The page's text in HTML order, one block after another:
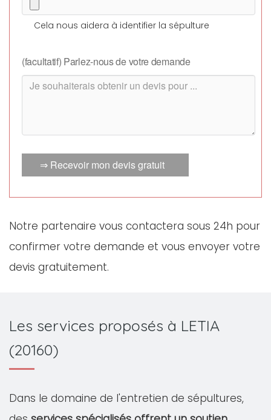
Cela nous aidera à identifier la sépulture
(facultatif) Parlez-nous de votre demande
⇒ Recevoir mon devis gratuit
Notre partenaire vous contactera sous 24h pour
confirmer votre demande et vous envoyer votre
devis gratuitement.
Les services proposés à LETIA
(20160)
Dans le domaine de l'entretien de sépultures,